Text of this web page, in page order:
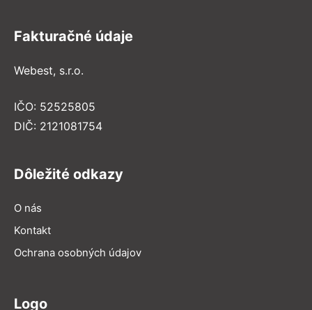
Fakturačné údaje
Webest, s.r.o.
IČO: 52525805
DIČ: 2121081754
Dôležité odkazy
O nás
Kontakt
Ochrana osobných údajov
Logo